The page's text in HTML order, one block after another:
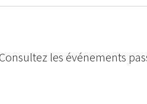
les événements